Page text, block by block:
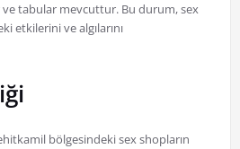
ve tabular mevcuttur. Bu durum, sex
etkilerini ve algılarını
bölgesindeki sex shopların